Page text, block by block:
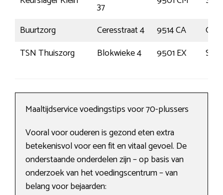
37
Buurtzorg
Ceresstraat 4 9514 CA
TSN Thuiszorg
Blokwieke 4 9501 EX
Maaltijdservice voedingstips voor 70-plussers
Vooral voor ouderen is gezond eten extra
betekenisvol voor een fit en vitaal gevoel. De
onderstaande onderdelen zijn – op basis van
onderzoek van het voedingscentrum – van
belang voor bejaarden: